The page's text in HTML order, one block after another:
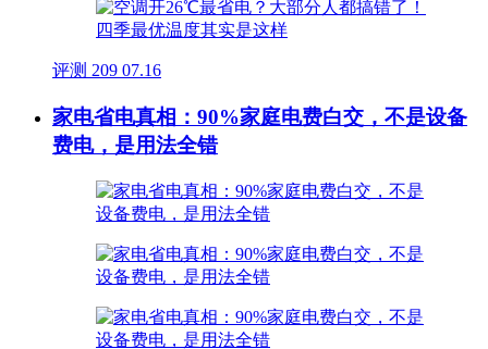
评测 209 07.16
家电省电真相：90%家庭电费白交，不是设备
费电，是用法全错